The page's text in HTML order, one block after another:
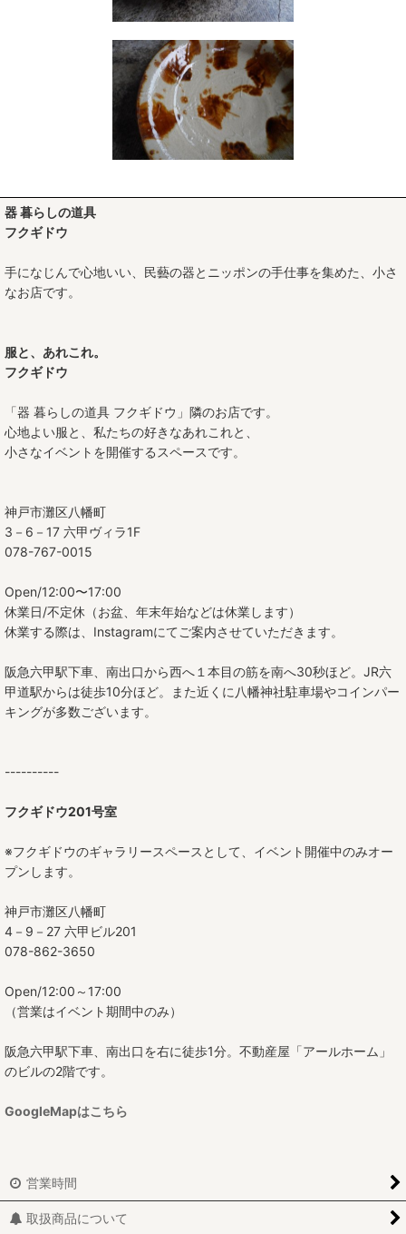
器 暮らしの道具
フクギドウ
手になじんで心地いい、民藝の器とニッポンの手仕事を集めた、小さ
なお店です。
服と、あれこれ。
フクギドウ
「器 暮らしの道具 フクギドウ」隣のお店です。
心地よい服と、私たちの好きなあれこれと、
小さなイベントを開催するスペースです。
神戸市灘区八幡町
3－6－17 六甲ヴィラ1F
078-767-0015
Open/12:00〜17:00
休業日/不定休（お盆、年末年始などは休業します）
休業する際は、Instagramにてご案内させていただきます。
阪急六甲駅下車、南出口から西へ１本目の筋を南へ30秒ほど。JR六
甲道駅からは徒歩10分ほど。また近くに八幡神社駐車場やコインパー
キングが多数ございます。
----------
フクギドウ201号室
※フクギドウのギャラリースペースとして、イベント開催中のみオー
プンします。
神戸市灘区八幡町
4－9－27 六甲ビル201
078-862-3650
Open/12:00～17:00
（営業はイベント期間中のみ）
阪急六甲駅下車、南出口を右に徒歩1分。不動産屋「アールホーム」
のビルの2階です。
GoogleMapはこちら
営業時間
取扱商品について